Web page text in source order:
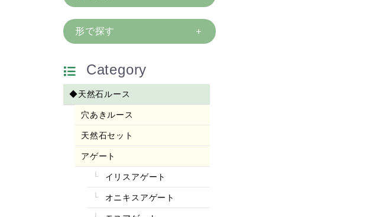
形で探す
Category
◆天然石ルース
穴あきルース
天然石セット
アゲート
イリスアゲート
オニキスアゲート